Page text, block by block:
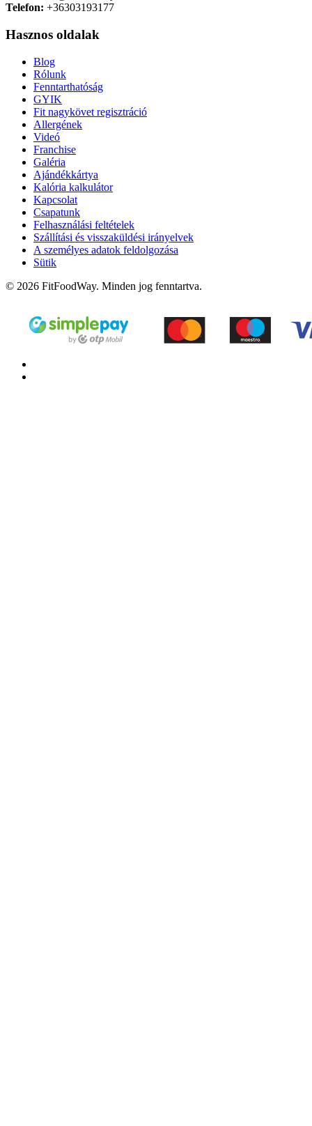
Telefon: +36303193177
Hasznos oldalak
Blog
Rólunk
Fenntarthatóság
GYIK
Fit nagykövet regisztráció
Allergének
Videó
Franchise
Galéria
Ajándékkártya
Kalória kalkulátor
Kapcsolat
Csapatunk
Felhasználási feltételek
Szállítási és visszaküldési irányelvek
A személyes adatok feldolgozása
Sütik
© 2026 FitFoodWay. Minden jog fenntartva.